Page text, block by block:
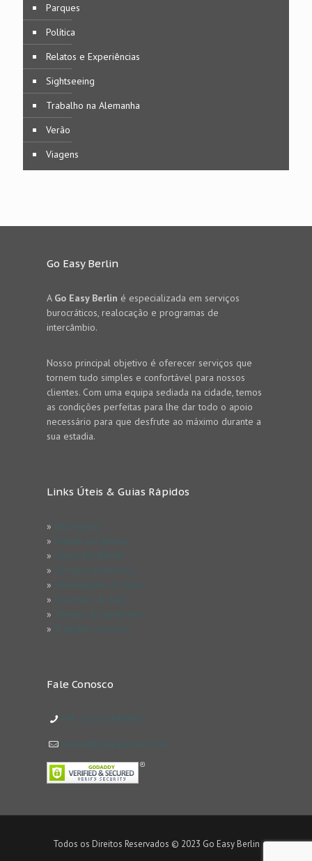
Parques
Política
Relatos e Experiências
Sightseeing
Trabalho na Alemanha
Verão
Viagens
Go Easy Berlin
A Go Easy Berlin é especializada em serviços
burocráticos, realocação e programas de
intercâmbio.
Nosso principal objetivo é oferecer serviços que
tornem tudo simples e confortável para nossos
clientes. Com uma equipa sediada na cidade, temos
as condições perfeitas para lhe dar todo o apoio
necessário para que desfrute ao máximo durante a
sua estadia.
Links Úteis & Guias Rápidos
»
»
»
»
»
»
»
»
Fale Conosco
Todos os Direitos Reservados © 2023 Go Easy Berlin